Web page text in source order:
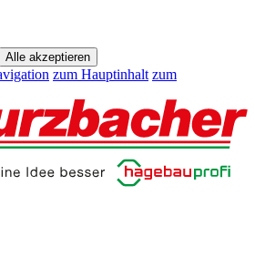
Alle akzeptieren
zum Hauptinhalt zum